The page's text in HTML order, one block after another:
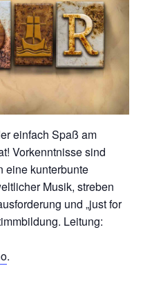
einfach Spaß am
Vorkenntnisse sind
eine kunterbunte
Musik, streben
und „just for
Leitung:
.